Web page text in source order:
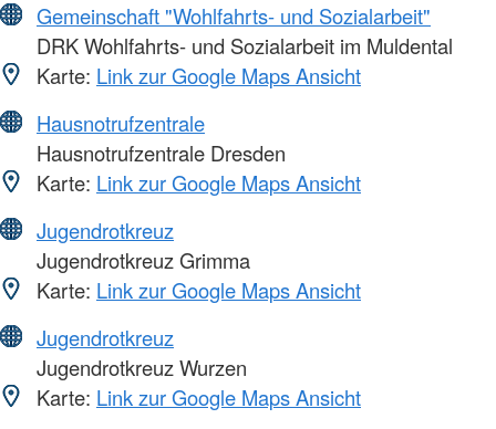
Gemeinschaft "Wohlfahrts- und Sozialarbeit"
DRK Wohlfahrts- und Sozialarbeit im Muldental
Karte: Link zur Google Maps Ansicht
Hausnotrufzentrale
Hausnotrufzentrale Dresden
Karte: Link zur Google Maps Ansicht
Jugendrotkreuz
Jugendrotkreuz Grimma
Karte: Link zur Google Maps Ansicht
Jugendrotkreuz
Jugendrotkreuz Wurzen
Karte: Link zur Google Maps Ansicht